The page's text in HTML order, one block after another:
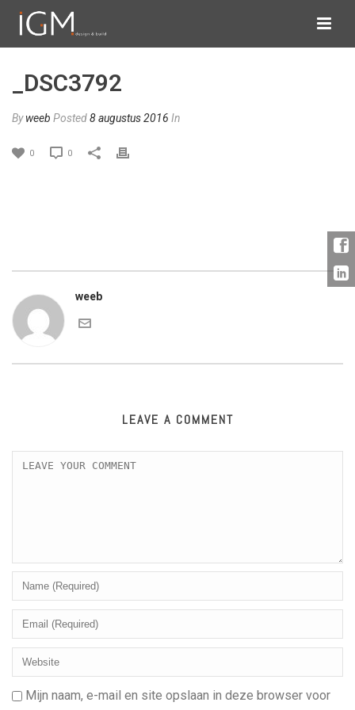
_DSC3792
Byweeb Posted8 augustus 2016 In
0 0
weeb
LEAVE A COMMENT
Mijn naam, e-mail en site opslaan in deze browser voor